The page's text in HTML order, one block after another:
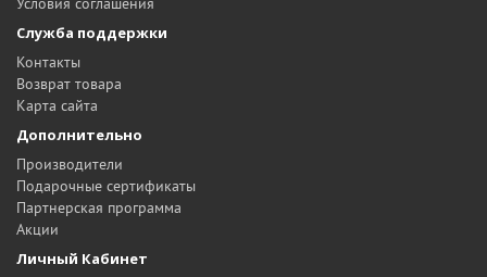
Служба поддержки
Контакты
Возврат товара
Карта сайта
Дополнительно
Производители
Подарочные сертификаты
Партнерская программа
Акции
Личный Кабинет